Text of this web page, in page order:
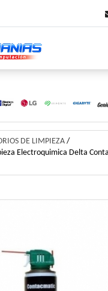
DE LIMPIEZA /
Electroquimica Delta